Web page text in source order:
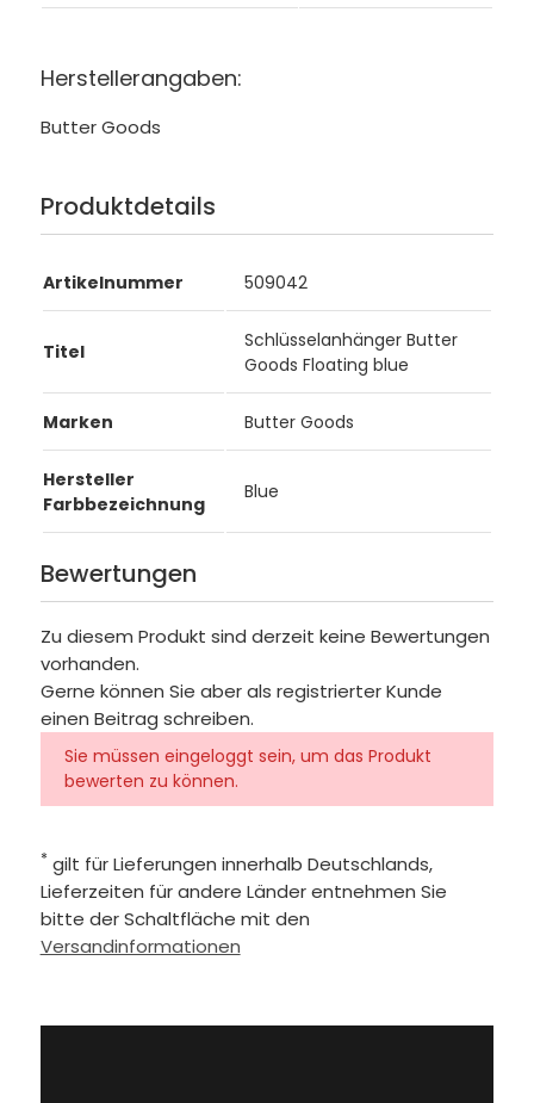
Herstellerangaben:
Butter Goods
Produktdetails
Artikelnummer 509042
Titel
Schlüsselanhänger Butter
Goods Floating blue
Marken Butter Goods
Hersteller
Farbbezeichnung
Blue
Bewertungen
Zu diesem Produkt sind derzeit keine Bewertungen
vorhanden.
Gerne können Sie aber als registrierter Kunde
einen Beitrag schreiben.
Sie müssen eingeloggt sein, um das Produkt
bewerten zu können.
* gilt für Lieferungen innerhalb Deutschlands,
Lieferzeiten für andere Länder entnehmen Sie
bitte der Schaltfläche mit den
Versandinformationen